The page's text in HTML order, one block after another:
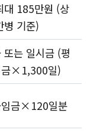
대 185만원 (상
병 기준)
또는 일시금 (평
금×1,300일)
임금×120일분